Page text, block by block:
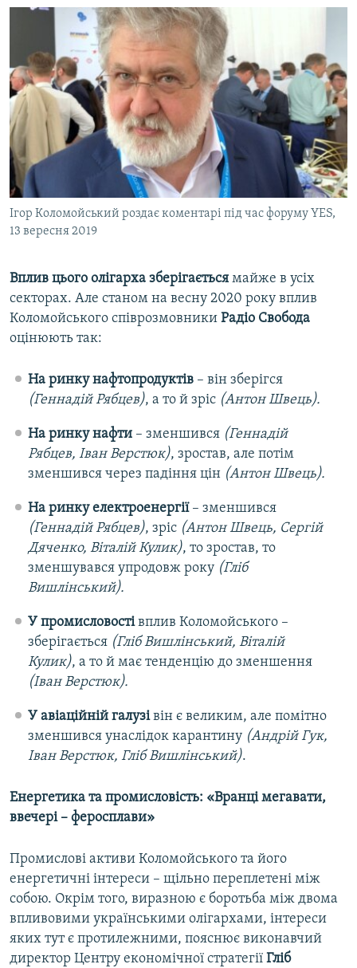
Ігор Коломойський роздає коментарі під час форуму YES,
13 вересня 2019
Вплив цього олігарха зберігається майже в усіх
секторах. Але станом на весну 2020 року вплив
Коломойського співрозмовники Радіо Свобода
оцінюють так:
На ринку нафтопродуктів – він зберігся
(Геннадій Рябцев), а то й зріс (Антон Швець).
На ринку нафти– зменшився (Геннадій
Рябцев, Іван Верстюк), зростав, але потім
зменшився через падіння цін (Антон Швець).
На ринку електроенергії– зменшився
(Геннадій Рябцев), зріс (Антон Швець, Сергій
Дяченко, Віталій Кулик), то зростав, то
зменшувався упродовж року (Гліб
Вишлінський).
У промисловостівплив Коломойського –
зберігається(Гліб Вишлінський, Віталій
Кулик), а то й має тенденцію до зменшення
(Іван Верстюк).
У авіаційній галузівін є великим, але помітно
зменшився унаслідок карантину (Андрій Гук,
Іван Верстюк, Гліб Вишлінський).
Енергетика та промисловість: «Вранці мегавати,
ввечері – феросплави»
Промислові активи Коломойського та його
енергетичні інтереси – щільно переплетені між
собою. Окрім того, виразною є боротьба між двома
впливовими українськими олігархами, інтереси
яких тут є протилежними, пояснює виконавчий
директор Центру економічної стратегії Гліб